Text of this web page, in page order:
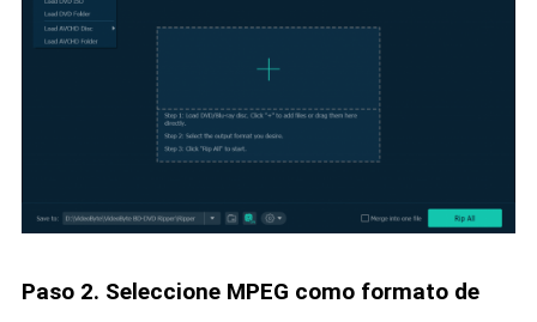
Paso 2. Seleccione MPEG como formato de